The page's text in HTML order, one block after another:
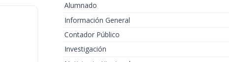
Alumnado
Información General
Contador Público
Investigación